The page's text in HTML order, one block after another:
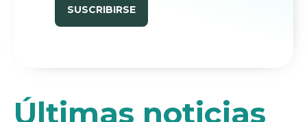
SUSCRIBIRSE
Últimas noticias